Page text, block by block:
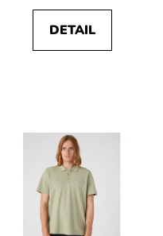
DETAIL